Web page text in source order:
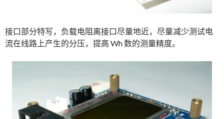
接口部分特写，负载电阻离接口尽量地近，尽量减少测试电
流在线路上产生的分压，提高 Wh 数的测量精度。